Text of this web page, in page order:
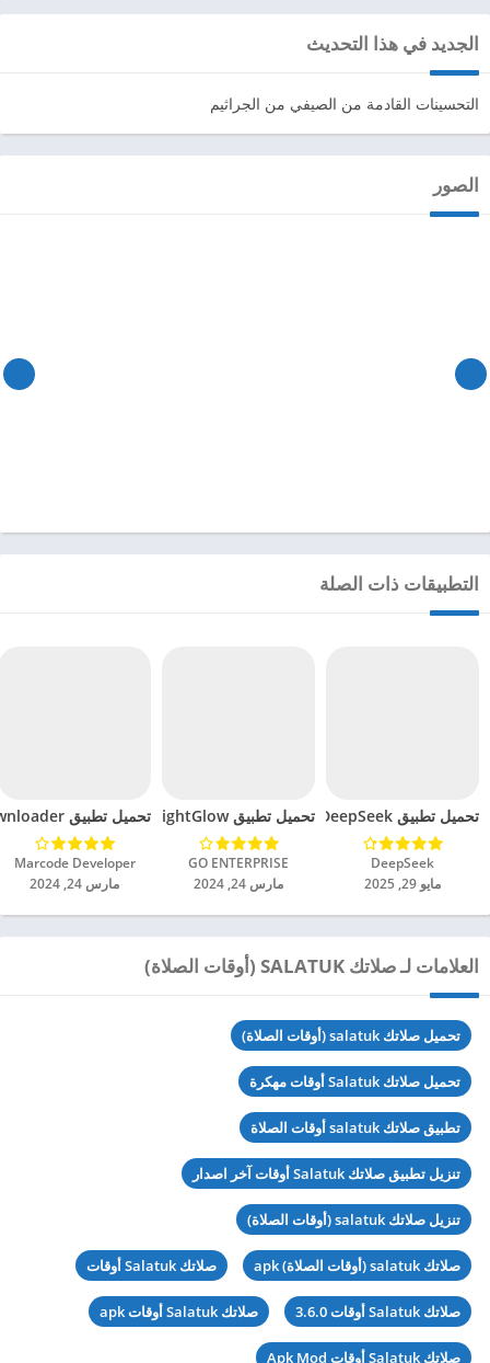
الجديد في هذا التحديث
التحسينات القادمة من الصيفي من الجراثيم
الصور
التطبيقات ذات الصلة
تحميل تطبيق DeepSeek مهكر للاندرويد 2025
DeepSeek‏
مايو 29, 2025
تحميل تطبيق BrightGlow مهكر للاندرويد 2024
GO ENTERPRISE‏
مارس 24, 2024
تحميل تطبيق mp4 video downloader مهكر للاندرويد 2024
Marcode Developer‏
مارس 24, 2024
العلامات لـ صلاتك SALATUK (أوقات الصلاة)
تحميل صلاتك salatuk (أوقات الصلاة)
تحميل صلاتك Salatuk أوقات مهكرة
تطبيق صلاتك salatuk أوقات الصلاة
تنزيل تطبيق صلاتك Salatuk أوقات آخر اصدار
تنزيل صلاتك salatuk (أوقات الصلاة)
صلاتك salatuk (أوقات الصلاة) apk صلاتك Salatuk أوقات
صلاتك Salatuk أوقات 3.6.0 صلاتك Salatuk أوقات apk
صلاتك Salatuk أوقات Apk Mod